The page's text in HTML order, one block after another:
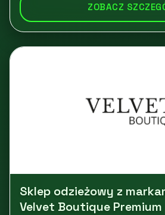
ZOBACZ
Sklep odzieżowy z
Velvet Boutique Premium